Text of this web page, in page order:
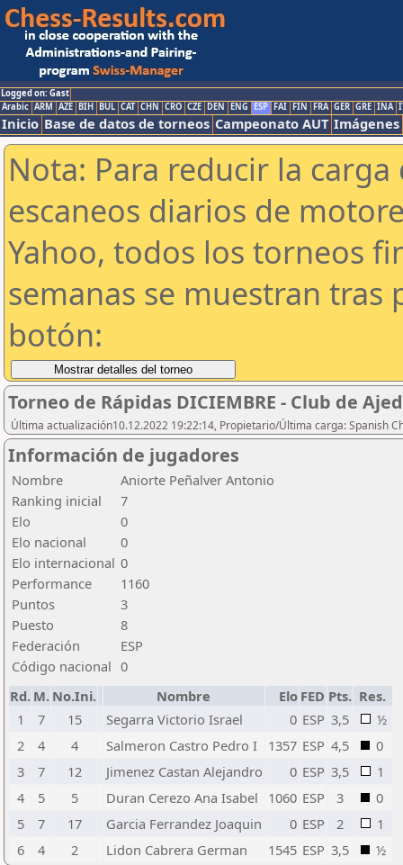
Logged on: Gast
Arabic ARM AZE BIH BUL CAT CHN CRO CZE DEN ENG ESP FAI FIN FRA GER GRE INA
Inicio Base de datos de torneos Campeonato AUT Imágenes
Nota: Para reducir la
escaneos diarios de
Yahoo, todos los torneos
semanas se muestran tras
botón:
Torneo de Rápidas DICIEMBRE - Club de
Última actualización10.12.2022 19:22:14, Propietario/Última carga: Spanish
Información de jugadores
Nombre
Aniorte Peñalver Antonio
Ranking inicial
7
Elo
0
Elo nacional
0
Elo internacional 0
Performance
1160
Puntos
3
Puesto
8
Federación
ESP
Código nacional 0
Rd. M. No.Ini. Nombre Elo FED Pts. Res.
1
7 15 Segarra Victorio Israel 0 ESP 3,5
½
2
4 4 Salmeron Castro Pedro I 1357 ESP 4,5
0
3
7 12 Jimenez Castan Alejandro 0 ESP 3,5
1
4
5 5 Duran Cerezo Ana Isabel 1060 ESP 3
0
5
7 17 Garcia Ferrandez Joaquin 0 ESP 2
1
6
4 2 Lidon Cabrera German 1545 ESP 3,5 ½